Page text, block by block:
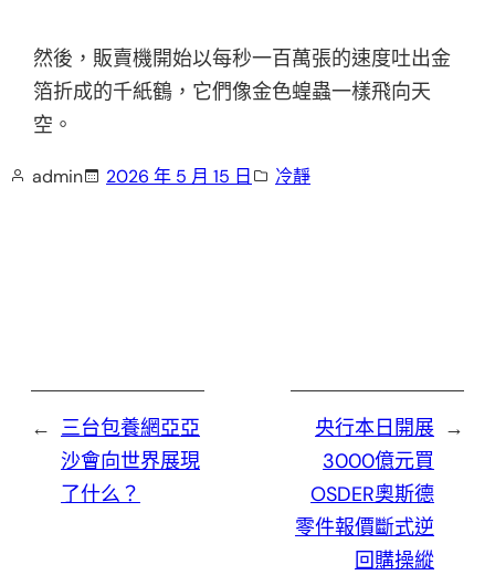
然後，販賣機開始以每秒一百萬張的速度吐出金
箔折成的千紙鶴，它們像金色蝗蟲一樣飛向天
空。
admin 2026 年 5 月 15 日 冷靜
← 三台包養網亞亞
沙會向世界展現
了什么？
→
央行本日開展
3000億元買
OSDER奧斯德
零件報價斷式逆
回購操縱